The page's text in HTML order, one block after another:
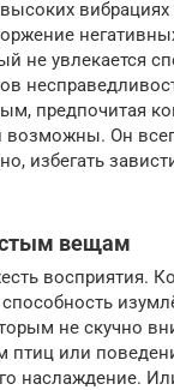
не увлекается
предпочитая
возможны. Он
избегать
вещам
восприятия.
не скучно
птиц или
наслаждение.